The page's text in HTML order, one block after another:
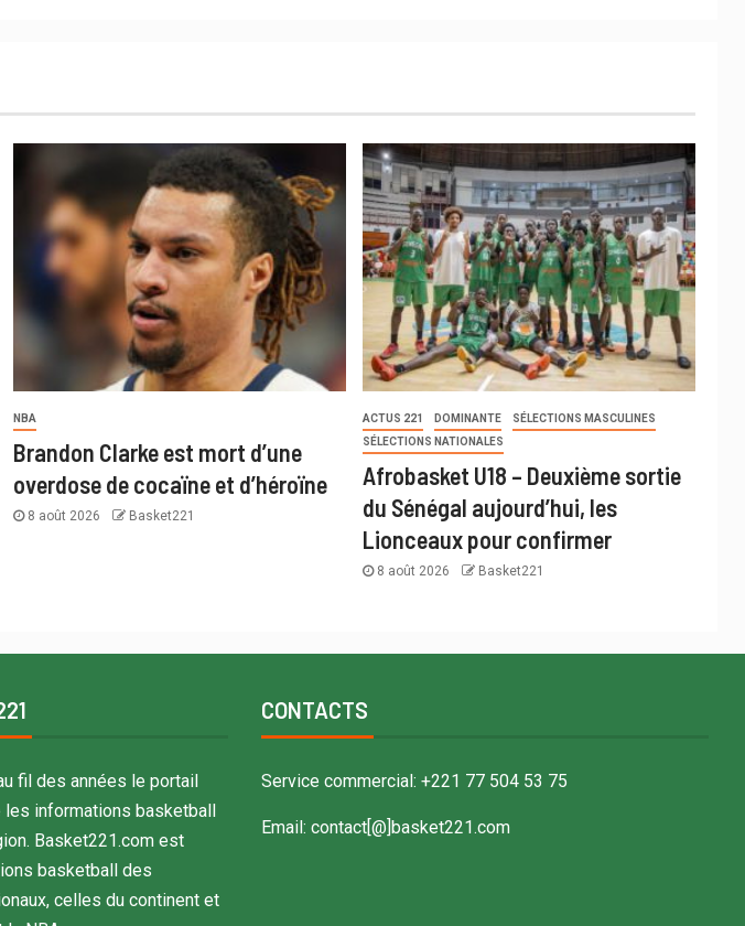
NBA
Brandon Clarke est mort d’une
overdose de cocaïne et d’héroïne
8 août 2026 Basket221
ACTUS 221 DOMINANTE
SÉLECTIONS MASCULINES
SÉLECTIONS NATIONALES
Afrobasket U18 – Deuxième sortie
du Sénégal aujourd’hui, les
Lionceaux pour confirmer
8 août 2026 Basket221
fil des années le portail
les informations basketball
Basket221.com est
basketball des
celles du continent et
CONTACTS
Service commercial: +221 77 504 53 75
Email: contact[@]basket221.com